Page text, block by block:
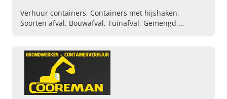
Verhuur containers, Containers met hijshaken,
Soorten afval, Bouwafval, Tuinafval, Gemengd,